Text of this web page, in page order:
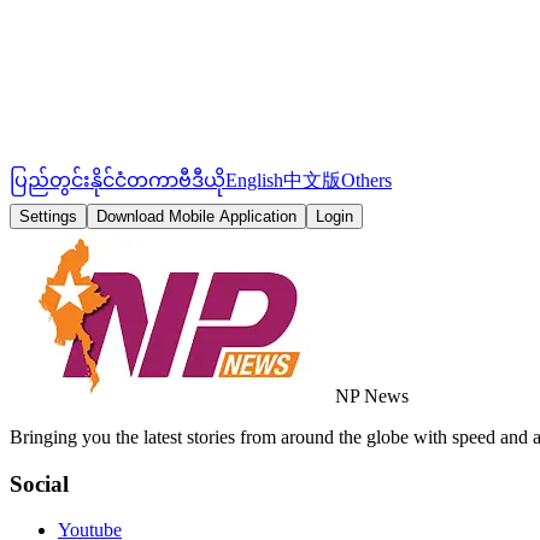
ပြည်တွင်းနိုင်ငံတကာဗီဒီယိုEnglish中文版Others
Settings Download Mobile Application Login
NP News
Bringing you the latest stories from around the globe with speed and
Social
Youtube